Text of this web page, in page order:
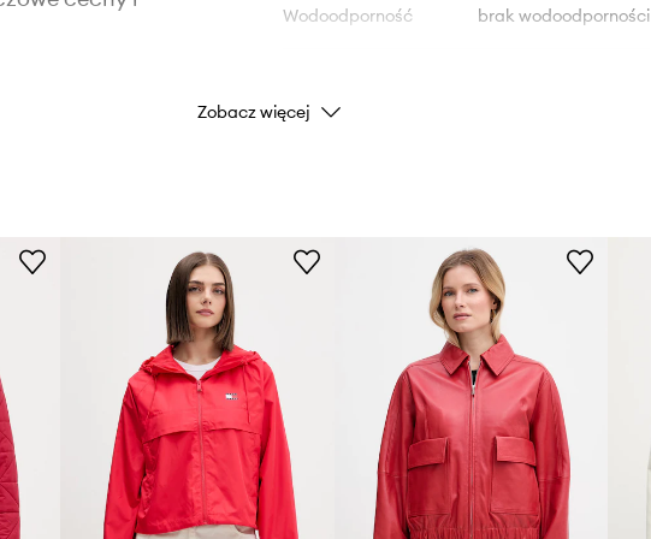
oferując dwie
przechowywanie i
ruchów
Wodoodporność brak wodoodporności
DANE PRODUKTU
Kolor producenta
Patrizia Pepe
ID Produktu
Zobacz więcej